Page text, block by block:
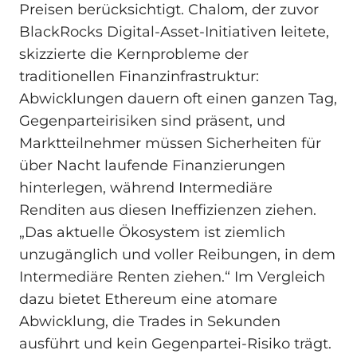
Preisen berücksichtigt. Chalom, der zuvor
BlackRocks Digital-Asset-Initiativen leitete,
skizzierte die Kernprobleme der
traditionellen Finanzinfrastruktur:
Abwicklungen dauern oft einen ganzen Tag,
Gegenparteirisiken sind präsent, und
Marktteilnehmer müssen Sicherheiten für
über Nacht laufende Finanzierungen
hinterlegen, während Intermediäre
Renditen aus diesen Ineffizienzen ziehen.
„Das aktuelle Ökosystem ist ziemlich
unzugänglich und voller Reibungen, in dem
Intermediäre Renten ziehen.“ Im Vergleich
dazu bietet Ethereum eine atomare
Abwicklung, die Trades in Sekunden
ausführt und kein Gegenpartei-Risiko trägt.